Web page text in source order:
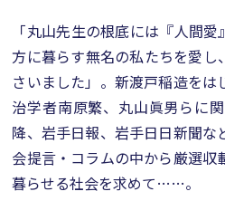
「丸山先生の根底には『人間
方に暮らす無名の私たちを愛し
さいました」。新渡戸稲造を
治学者南原繁、丸山眞男らに
降、岩手日報、岩手日日新聞な
会提言・コラムの中から厳選収
暮らせる社会を求めて……。